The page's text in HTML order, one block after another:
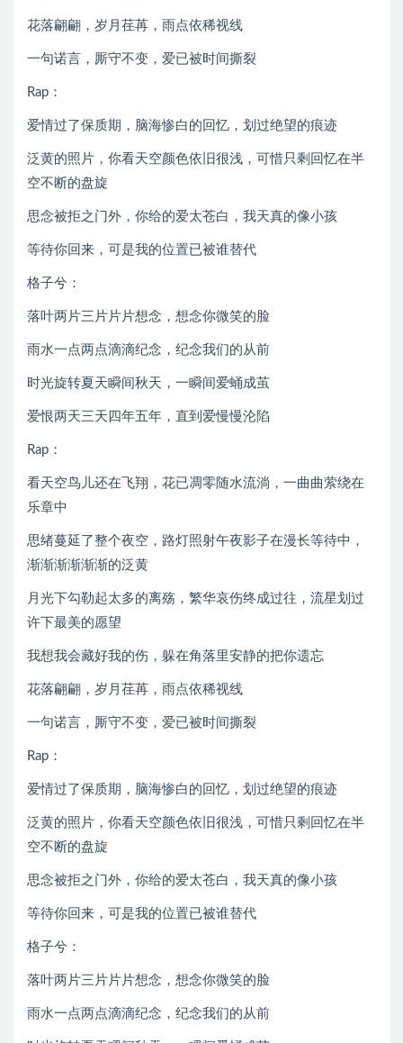
花落翩翩，岁月荏苒，雨点依稀视线
一句诺言，厮守不变，爱已被时间撕裂
Rap：
爱情过了保质期，脑海惨白的回忆，划过绝望的痕迹
泛黄的照片，你看天空颜色依旧很浅，可惜只剩回忆在半
空不断的盘旋
思念被拒之门外，你给的爱太苍白，我天真的像小孩
等待你回来，可是我的位置已被谁替代
格子兮：
落叶两片三片片片想念，想念你微笑的脸
雨水一点两点滴滴纪念，纪念我们的从前
时光旋转夏天瞬间秋天，一瞬间爱蛹成茧
爱恨两天三天四年五年，直到爱慢慢沦陷
Rap：
看天空鸟儿还在飞翔，花已凋零随水流淌，一曲曲萦绕在
乐章中
思绪蔓延了整个夜空，路灯照射午夜影子在漫长等待中，
渐渐渐渐渐渐的泛黄
月光下勾勒起太多的离殇，繁华哀伤终成过往，流星划过
许下最美的愿望
我想我会藏好我的伤，躲在角落里安静的把你遗忘
花落翩翩，岁月荏苒，雨点依稀视线
一句诺言，厮守不变，爱已被时间撕裂
Rap：
爱情过了保质期，脑海惨白的回忆，划过绝望的痕迹
泛黄的照片，你看天空颜色依旧很浅，可惜只剩回忆在半
空不断的盘旋
思念被拒之门外，你给的爱太苍白，我天真的像小孩
等待你回来，可是我的位置已被谁替代
格子兮：
落叶两片三片片片想念，想念你微笑的脸
雨水一点两点滴滴纪念，纪念我们的从前